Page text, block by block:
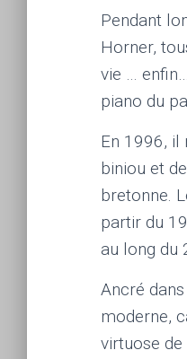
Pendant
Horner,
vie …
piano du
En 1996, il
biniou et
bretonne.
partir du
au long du
Ancré
moderne,
virtuose